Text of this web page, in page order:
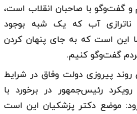
و گفت‌وگو با صاحبان انقلاب است،
ناترازی آب که یک شبه بوجود
ما این است که به جای پنهان کردن
گفت‌وگو کنیم.
پیروزی دولت وفاق در شرایط
رئیس‌جمهور در برخورد با
موضع دکتر پزشکیان این است